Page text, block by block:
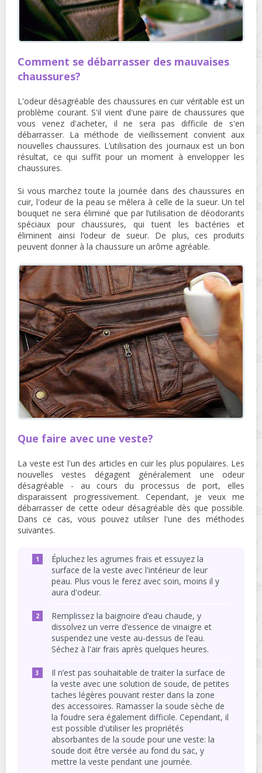
Comment se débarrasser des mauvaises
chaussures?
L'odeur désagréable des chaussures en cuir véritable est un
problème courant. S'il vient d'une paire de chaussures que
vous venez d'acheter, il ne sera pas difficile de s'en
débarrasser. La méthode de vieillissement convient aux
nouvelles chaussures. L’utilisation des journaux est un bon
résultat, ce qui suffit pour un moment à envelopper les
chaussures.
Si vous marchez toute la journée dans des chaussures en
cuir, l'odeur de la peau se mêlera à celle de la sueur. Un tel
bouquet ne sera éliminé que par l’utilisation de déodorants
spéciaux pour chaussures, qui tuent les bactéries et
éliminent ainsi l’odeur de sueur. De plus, ces produits
peuvent donner à la chaussure un arôme agréable.
Que faire avec une veste?
La veste est l'un des articles en cuir les plus populaires. Les
nouvelles vestes dégagent généralement une odeur
désagréable - au cours du processus de port, elles
disparaissent progressivement. Cependant, je veux me
débarrasser de cette odeur désagréable dès que possible.
Dans ce cas, vous pouvez utiliser l'une des méthodes
suivantes.
Épluchez les agrumes frais et essuyez la
surface de la veste avec l'intérieur de leur
peau. Plus vous le ferez avec soin, moins il y
aura d'odeur.
Remplissez la baignoire d’eau chaude, y
dissolvez un verre d’essence de vinaigre et
suspendez une veste au-dessus de l’eau.
Séchez à l'air frais après quelques heures.
Il n’est pas souhaitable de traiter la surface de
la veste avec une solution de soude, de petites
taches légères pouvant rester dans la zone
des accessoires. Ramasser la soude sèche de
la foudre sera également difficile. Cependant, il
est possible d'utiliser les propriétés
absorbantes de la soude pour une veste: la
soude doit être versée au fond du sac, y
mettre la veste pendant une journée.